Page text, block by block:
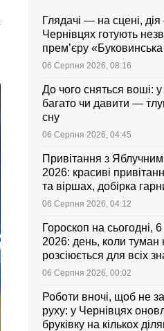
Глядачі — на сцені,
Чернівцях готують
прем’єру
06 Серпня 2026, 08:16
До чого сняться воші: у
багато чи давити —
сну
06 Серпня 2026, 04:45
Привітання з
2026: красиві
та віршах, добірка
листівок українською
06 Серпня 2026, 04:12
Гороскоп на сьогодні,
2026: день, коли туман
розсіюється для всіх
06 Серпня 2026, 00:02
Роботи вночі, щоб не
руху: у Чернівцях
бруківку на кількох